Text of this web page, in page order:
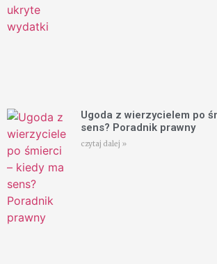
Ugoda z wierzycielem po
sens? Poradnik prawny
czytaj dalej »